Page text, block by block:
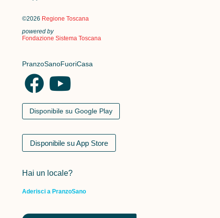
©2026 Regione Toscana
powered by
Fondazione Sistema Toscana
PranzoSanoFuoriCasa
Disponibile su Google Play
Disponibile su App Store
Hai un locale?
Aderisci a PranzoSano